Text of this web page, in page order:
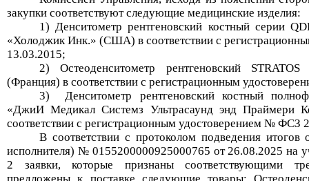
закупки соответствуютследующие медицинские изделия:
1)Денситометр рентгеновский костный серии
«Холоджик Инк.» (США)в соответствии с регистрационн
13.03.2015;
2) Остеоденситометр рентгеновский
(Франция) в соответствии с регистрационным
3)
Денситометр рентгеновский костный
«ДжиИ Медикал Системз Ультрасаунд энд Праймери
соответствии с регистрационным удостоверением № ФСЗ
В соответствии с протоколом подведения итогов
исполнителя) № 0155200000925000765 от26.08.2025 на
2 заявки, которые признаны соответствующими